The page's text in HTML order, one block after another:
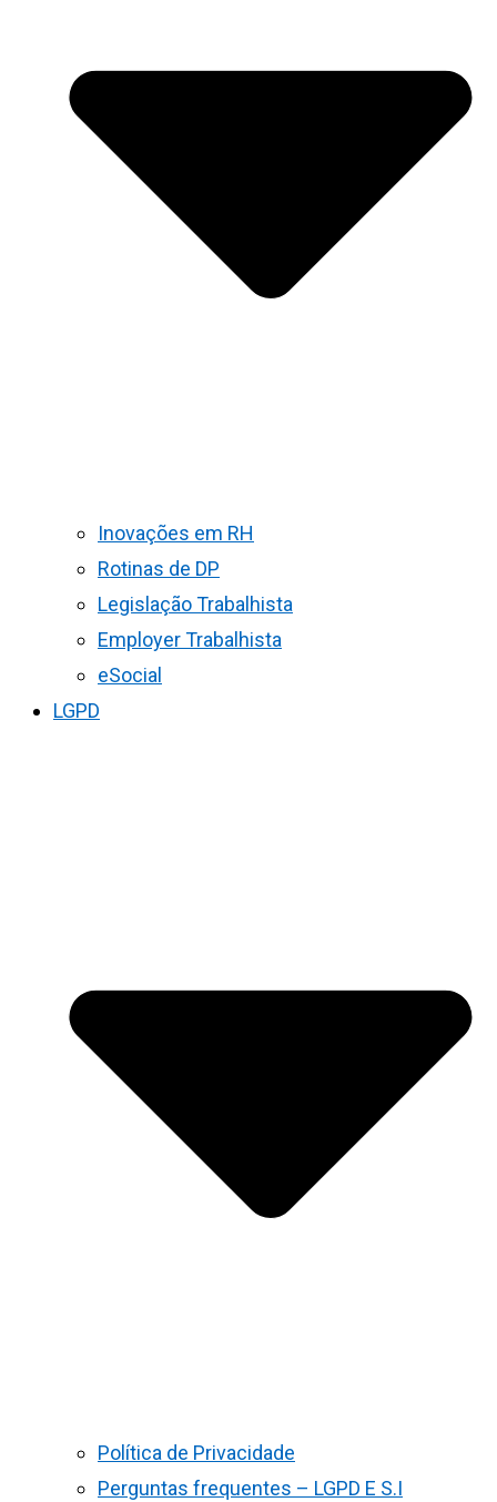
Inovações em RH
Rotinas de DP
Legislação Trabalhista
Employer Trabalhista
eSocial
LGPD
Política de Privacidade
Perguntas frequentes – LGPD E S.I